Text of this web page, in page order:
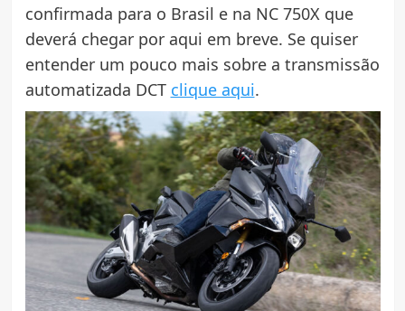
confirmada para o Brasil e na NC 750X que
deverá chegar por aqui em breve. Se quiser
entender um pouco mais sobre a transmissão
automatizada DCT clique aqui.